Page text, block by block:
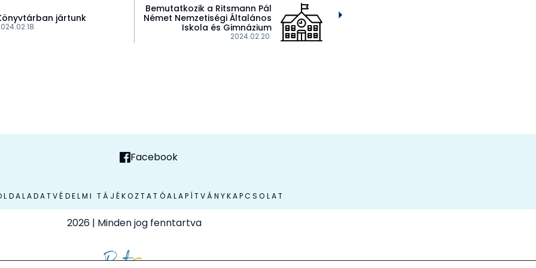
jártunk
2024.02.20.
Bemutatkozik a Ritsmann Pál
Német Nemzetiségi Általános
Iskola és Gimnázium
Facebook
ADATVÉDELMI TÁJÉKOZTATÓALAPÍTVÁNYKAPCSOLAT
2026| Minden jog fenntartva